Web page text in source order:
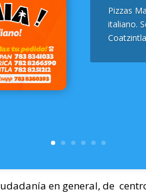
Pizzas
italiano.
en general, de